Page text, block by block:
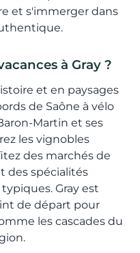
et s'immerger dans
à Gray ?
et en paysages
de Saône à vélo
Martin et ses
les vignobles
des marchés de
des spécialités
Gray est
de départ pour
les cascades du